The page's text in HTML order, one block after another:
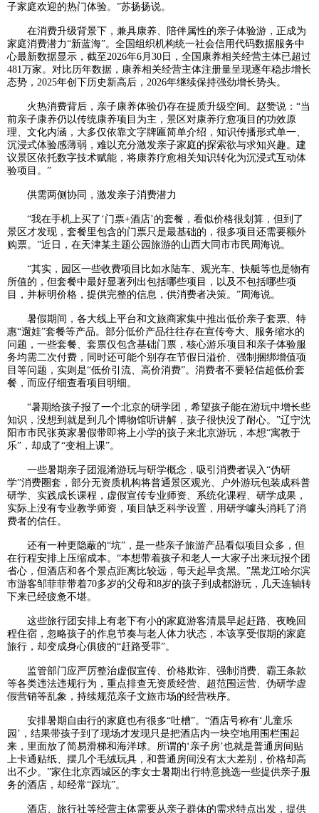
子家庭欢迎的热门体验。”苏扬扬说。
在消费升级背景下，兼具康养、陪伴属性的亲子体验游，正成为
家庭消费潜力“新蓝海”。全国组织机构统一社会信用代码数据服务中
心最新数据显示，截至2026年6月30日，全国康养相关经营主体已超过
481万家。对比历年数据，康养相关经营主体注册量呈现逐年稳步增长
态势，2025年创下历史新高后，2026年继续保持强劲增长势头。
火热消费背后，亲子康养体验仍存在提质升级空间。赵赞说：“当
前亲子康养仍以传统康养项目为主，景区对康养疗愈项目的功效原
理、文化内涵，大多仅依靠文字牌匾简单介绍，知识传播形式单一、
沉浸式体验感薄弱，难以充分激发亲子家庭的探索欲与求知兴趣。建
议景区依托数字技术赋能，将康养疗愈相关知识转化为沉浸式互动体
验项目。”
供需两侧协同，激发亲子消费潜力
“我在手机上买了‘门票+酒店’的套餐，看似价格很划算，但到了
景区才发现，套餐里包含的门票只是最基础的，很多项目还需要额外
购票。”近日，在天津某主题公园旅游的山西大同市市民周海说。
“其实，园区一些收费项目比如水陆车、观光车、快艇等也是物有
所值的，但套餐中最好显著列出包括哪些项目，以及不包括哪些项
目，并标明价格，提供完整的信息，供消费者决策。”周海说。
暑假期间，各大线上平台和文旅商家集中推出低价亲子套票、特
惠“遛娃”套餐等产品。部分低价产品往往存在宣传夸大、服务缩水的
问题，一些套餐、套票仅包含基础门票，核心游乐项目和亲子体验服
务均需二次付费，同时还可能个别存在节假日溢价、强制捆绑增值项
目等问题，实则是“低价引流、高价消费”。消费者不要轻信超低价套
餐，而应仔细查看项目明细。
“暑期给孩子报了一个北京的研学团，希望孩子能在游玩中增长些
知识，没想到就是到几个博物馆听讲解，孩子很快没了耐心。”辽宁沈
阳市市民张英家暑假带即将上小学的孩子来北京游玩，本想“寓教于
乐”，却成了“变相上课”。
一些暑期亲子团混淆游玩与研学概念，吸引消费者误入“伪研
学”消费圈套，部分无资质机构将普通景区观光、户外游玩包装成科普
研学、实践成长课程，虚假宣传专业师资、系统化课程、研学成果，
实际上没有专业教学师资，项目缺乏科学设置，用研学噱头消耗了消
费者的信任。
还有一种更隐蔽的“坑”，是一些亲子旅游产品看似项目众多，但
在行程安排上压缩成本。“本想带着孩子和老人一大家子出来玩报个团
省心，但酒店和各个景点距离比较远，每天起早贪黑。”黑龙江哈尔滨
市游客邹菲菲带着70多岁的父母和8岁的孩子到成都游玩，几天连轴转
下来已经疲惫不堪。
这些旅行团安排上有老下有小的家庭游客清晨早起赶路、夜晚回
程住宿，忽略孩子的作息节奏与老人体力状态，本该享受假期的家庭
旅行，却变成身心俱疲的“赶路受罪”。
监管部门应严厉整治虚假宣传、价格欺诈、强制消费、霸王条款
等各类违法违规行为，重点排查无资质经营、超范围运营、伪研学虚
假营销等乱象，持续规范亲子文旅市场的经营秩序。
安排暑期自由行的家庭也有很多“吐槽”。“酒店号称有‘儿童乐
园’，结果带孩子到了现场才发现只是把酒店内一块空地用围栏围起
来，里面放了简易滑梯和海洋球。所谓的‘亲子房’也就是普通房间贴
上卡通贴纸、摆几个毛绒玩具，和普通房间没有太大差别，价格却高
出不少。”家住北京西城区的李女士暑期出行特意挑选一些提供亲子服
务的酒店，却经常“踩坑”。
酒店、旅行社等经营主体需要从亲子群体的需求特点出发，提供